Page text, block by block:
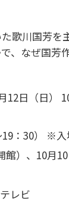
歌川国芳を
、なぜ国芳
12日（日）
：30） ※
）、10月10
レビ